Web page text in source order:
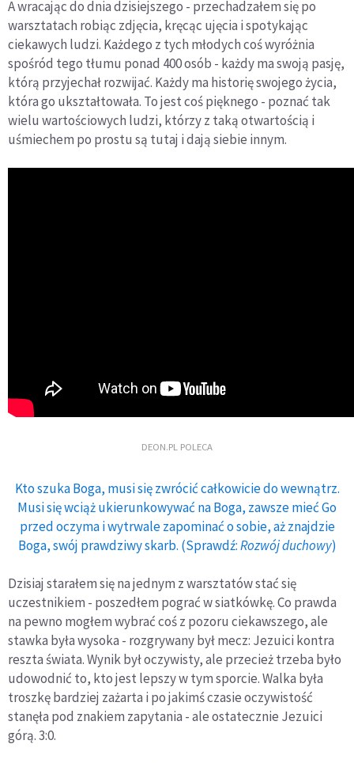
A wracając do dnia dzisiejszego - przechadzałem się po
warsztatach robiąc zdjęcia, kręcąc ujęcia i spotykając
ciekawych ludzi. Każdego z tych młodych coś wyróżnia
spośród tego tłumu ponad 400 osób - każdy ma swoją pasję,
którą przyjechał rozwijać. Każdy ma historię swojego życia,
która go ukształtowała. To jest coś pięknego - poznać tak
wielu wartościowych ludzi, którzy z taką otwartością i
uśmiechem po prostu są tutaj i dają siebie innym.
DEON.PL POLECA
Kto szuka Boga, musi się zwrócić całkowicie do wewnątrz.
Musi się wciąż ukierunkowywać na Boga, zawsze mieć Go
przed oczyma i wytrwale zapominać o sobie, aż znajdzie
Boga, swój prawdziwy skarb. (Sprawdź:Rozwój duchowy)
Dzisiaj starałem się na jednym z warsztatów stać się
uczestnikiem - poszedłem pograć w siatkówkę. Co prawda
na pewno mogłem wybrać coś z pozoru ciekawszego, ale
stawka była wysoka - rozgrywany był mecz: Jezuici kontra
reszta świata. Wynik był oczywisty, ale przecież trzeba było
udowodnić to, kto jest lepszy w tym sporcie. Walka była
troszkę bardziej zażarta i po jakimś czasie oczywistość
stanęła pod znakiem zapytania - ale ostatecznie Jezuici
górą. 3:0.